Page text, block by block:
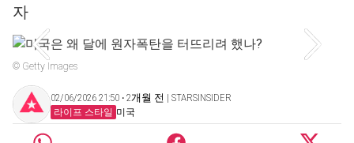
자
© Getty Images
02/06/2026 21:50 ‧ 2개월 전 | STARSINSIDER
라이프 스타일 미국